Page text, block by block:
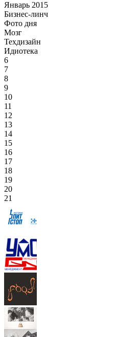
Январь 2015
Бизнес-линч
Фото дня
Мозг
Техдизайн
Идиотека
6
7
8
9
10
11
12
13
14
15
16
17
18
19
20
21